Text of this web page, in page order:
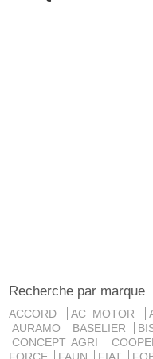
Recherche par marque
ACCORD AC MOTOR
AURAMO
BASELIER
CONCEPT AGRI